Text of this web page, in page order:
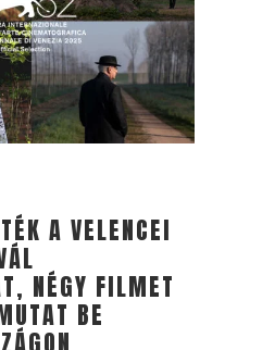
A VELENCEI
NÉGY FILMET
BE